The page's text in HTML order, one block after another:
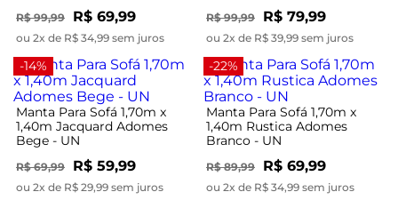
R$ 99,99 R$ 69,99
ou 2x de R$ 34,99 sem juros
R$ 99,99 R$ 79,99
ou 2x de R$ 39,99 sem juros
-14%
Manta Para Sofá 1,70m x
1,40m Jacquard Adomes
Bege - UN
R$ 69,99 R$ 59,99
ou 2x de R$ 29,99 sem juros
-22%
Manta Para Sofá 1,70m x
1,40m Rustica Adomes
Branco - UN
R$ 89,99 R$ 69,99
ou 2x de R$ 34,99 sem juros